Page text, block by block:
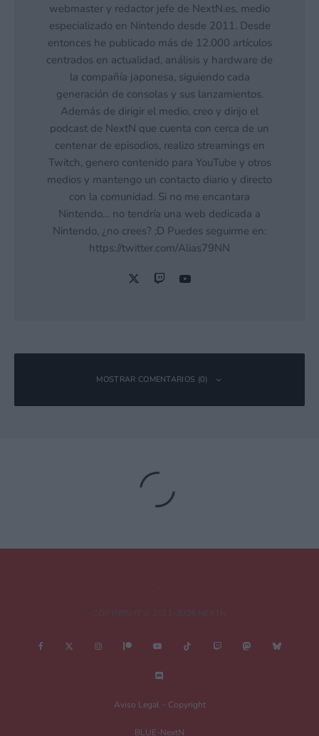
webmaster y redactor jefe de NextN.es, medio
especializado en Nintendo desde 2011. Desde
entonces he publicado más de 12.000 artículos
centrados en actualidad, análisis y hardware de
la compañía japonesa, siguiendo cada
generación de consolas y sus lanzamientos.
Además de dirigir el medio, creo y dirijo el
podcast de NextN que cuenta con cerca de un
centenar de episodios, realizo streamings en
Twitch, genero contenido para YouTube y otros
medios y mantengo un contacto diario y directo
con la comunidad. Si no me encantara
Nintendo… no tendría una web dedicada a
Nintendo, ¿no crees? ;D Puedes seguirme en:
https://twitter.com/Alias79NN
MOSTRAR COMENTARIOS (0)
Tu dirección de correo electrónico no será publicada.
Aviso Legal – Copyright
BLUE-NextN